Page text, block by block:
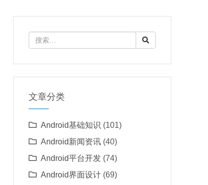
文章分类
Android基础知识 (101)
Android新闻资讯(40)
Android平台开发(74)
Android界面设计(69)